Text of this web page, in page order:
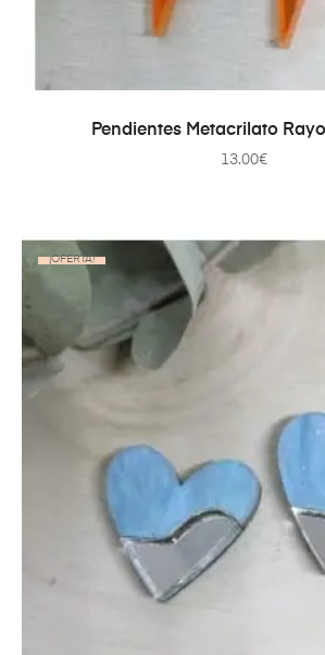
AÑADIR AL CARRITO
Pendientes Metacrilato
13.00€
¡OFERTA!